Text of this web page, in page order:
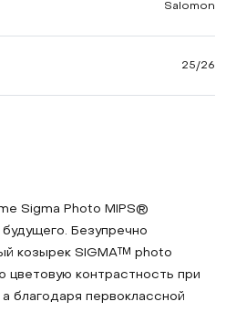
Salomon
25/26
Sigma Photo MIPS®
Безупречно
козырек SIGMA™ photo
цветовую контрастность при
благодаря первоклассной